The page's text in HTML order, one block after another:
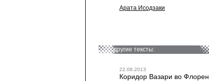
Арата Исодзаки
другие тексты:
22.08.2013
Коридор Вазари во